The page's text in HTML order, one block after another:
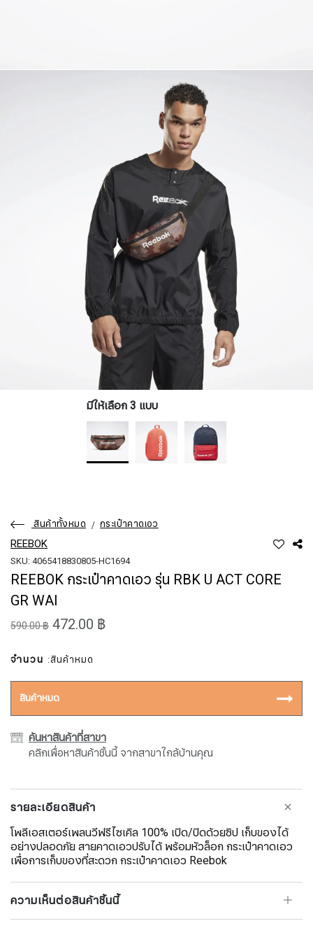
มีให้เลือก 3 แบบ
สินค้าทั้งหมด กระเป๋าคาดเอว
REEBOK
SKU: 4065418830805-HC1694
REEBOK กระเป๋าคาดเอว รุ่น RBK U ACT CORE
GR WAI
590.00 ฿ 472.00 ฿
จำนวน :สินค้าหมด
สินค้าหมด
ค้นหาสินค้าที่สาขา
คลิกเพื่อหาสินค้าชิ้นนี้ จากสาขาใกล้บ้านคุณ
รายละเอียดสินค้า
โพลีเอสเตอร์เพลนวีฟรีไซเคิล 100% เปิด/ปิดด้วยซิป เก็บของได้
อย่างปลอดภัย สายคาดเอวปรับได้ พร้อมหัวล็อก กระเป๋าคาดเอว
เพื่อการเก็บของที่สะดวก กระเป๋าคาดเอว Reebok
ความเห็นต่อสินค้าชิ้นนี้